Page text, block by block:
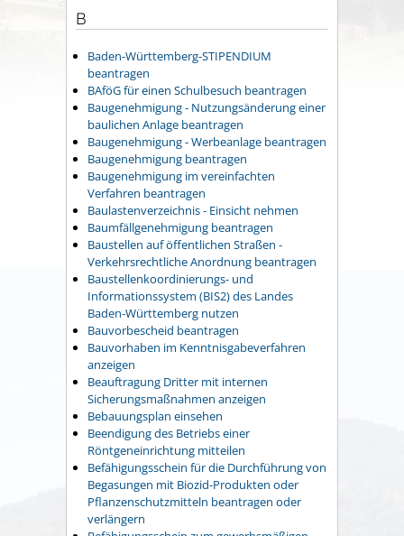
B
Baden-Württemberg-STIPENDIUM
beantragen
BAföG für einen Schulbesuch beantragen
Baugenehmigung - Nutzungsänderung einer
baulichen Anlage beantragen
Baugenehmigung - Werbeanlage beantragen
Baugenehmigung beantragen
Baugenehmigung im vereinfachten
Verfahren beantragen
Baulastenverzeichnis - Einsicht nehmen
Baumfällgenehmigung beantragen
Baustellen auf öffentlichen Straßen -
Verkehrsrechtliche Anordnung beantragen
Baustellenkoordinierungs- und
Informationssystem (BIS2) des Landes
Baden-Württemberg nutzen
Bauvorbescheid beantragen
Bauvorhaben im Kenntnisgabeverfahren
anzeigen
Beauftragung Dritter mit internen
Sicherungsmaßnahmen anzeigen
Bebauungsplan einsehen
Beendigung des Betriebs einer
Röntgeneinrichtung mitteilen
Befähigungsschein für die Durchführung von
Begasungen mit Biozid-Produkten oder
Pflanzenschutzmitteln beantragen oder
verlängern